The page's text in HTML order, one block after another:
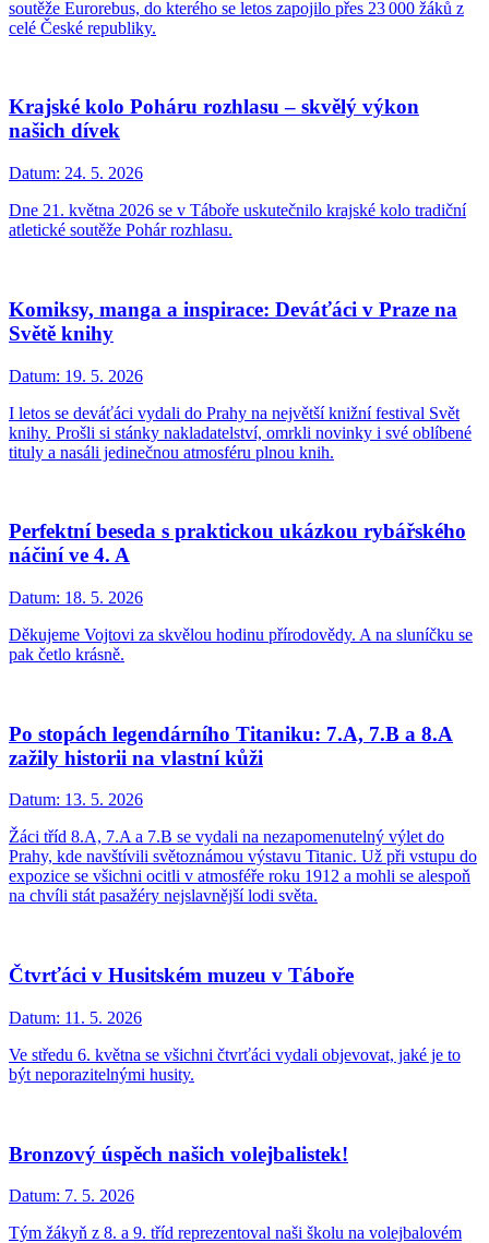
soutěže Eurorebus, do kterého se letos zapojilo přes 23 000 žáků z
celé České republiky.
Krajské kolo Poháru rozhlasu – skvělý výkon
našich dívek
Datum: 24. 5. 2026
Dne 21. května 2026 se v Táboře uskutečnilo krajské kolo tradiční
atletické soutěže Pohár rozhlasu.
Komiksy, manga a inspirace: Deváťáci v Praze na
Světě knihy
Datum: 19. 5. 2026
I letos se deváťáci vydali do Prahy na největší knižní festival Svět
knihy. Prošli si stánky nakladatelství, omrkli novinky i své oblíbené
tituly a nasáli jedinečnou atmosféru plnou knih.
Perfektní beseda s praktickou ukázkou rybářského
náčiní ve 4. A
Datum: 18. 5. 2026
Děkujeme Vojtovi za skvělou hodinu přírodovědy. A na sluníčku se
pak četlo krásně.
Po stopách legendárního Titaniku: 7.A, 7.B a 8.A
zažily historii na vlastní kůži
Datum: 13. 5. 2026
Žáci tříd 8.A, 7.A a 7.B se vydali na nezapomenutelný výlet do
Prahy, kde navštívili světoznámou výstavu Titanic. Už při vstupu do
expozice se všichni ocitli v atmosféře roku 1912 a mohli se alespoň
na chvíli stát pasažéry nejslavnější lodi světa.
Čtvrťáci v Husitském muzeu v Táboře
Datum: 11. 5. 2026
Ve středu 6. května se všichni čtvrťáci vydali objevovat, jaké je to
být neporazitelnými husity.
Bronzový úspěch našich volejbalistek!
Datum: 7. 5. 2026
Tým žákyň z 8. a 9. tříd reprezentoval naši školu na volejbalovém